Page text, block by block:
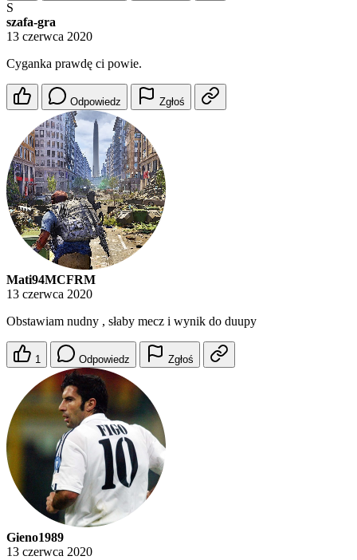
S
szafa-gra
13 czerwca 2020
Cyganka prawdę ci powie.
Odpowiedz Zgłoś
Mati94MCFRM
13 czerwca 2020
Obstawiam nudny , słaby mecz i wynik do duupy
1 Odpowiedz Zgłoś
Gieno1989
13 czerwca 2020